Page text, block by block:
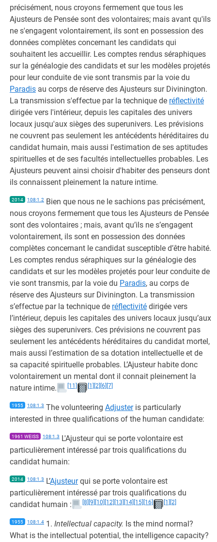
précisément, nous croyons fermement que tous les
Ajusteurs de Pensée sont des volontaires; mais avant qu'ils
ne s'engagent volontairement, ils sont en possession des
données complètes concernant les candidats qui
souhaitent les accueillir. Les comptes rendus séraphiques
sur la généalogie des candidats et sur les modèles projetés
pour leur conduite de vie sont transmis par la voie du
Paradis au corps de réserve des Ajusteurs sur Divinington.
La transmission s'effectue par la technique de réflectivité
dirigée vers l'intérieur, depuis les capitales des univers
locaux jusqu'aux sièges des superunivers. Les prévisions
ne couvrent pas seulement les antécédents héréditaires du
candidat humain, mais aussi l'estimation de ses aptitudes
spirituelles et de ses facultés intellectuelles probables. Les
Ajusteurs peuvent ainsi choisir d'habiter des penseurs dont
ils connaissent pleinement la nature intime.
2014 108:1.2 Bien que nous ne le sachions pas précisément,
nous croyons fermement que tous les Ajusteurs de Pensée
sont des volontaires ; mais, avant qu’ils ne s’engagent
volontairement, ils sont en possession des données
complètes concernant le candidat susceptible d’être habité.
Les comptes rendus séraphiques sur la généalogie des
candidats et sur les modèles projetés pour leur conduite de
vie sont transmis, par la voie du Paradis, au corps de
réserve des Ajusteurs sur Divinington. La transmission
s’effectue par la technique de réflectivité dirigée vers
l’intérieur, depuis les capitales des univers locaux jusqu’aux
sièges des superunivers. Ces prévisions ne couvrent pas
seulement les antécédents héréditaires du candidat mortel,
mais aussi l’estimation de sa dotation intellectuelle et de
sa capacité spirituelle probables. L’Ajusteur habite donc
volontairement un mental dont il connait pleinement la
nature intime.
[11] [1] [2] [6] [7]
1955 108:1.3 The volunteering Adjusteris particularly
interested in three qualifications of the human candidate:
1961 WEISS 108:1.3 L'Ajusteur qui se porte volontaire est
particulièrement intéressé par trois qualifications du
candidat humain:
2014 108:1.3 L’Ajusteurqui se porte volontaire est
particulièrement intéressé par trois qualifications du
candidat humain :
[8] [9] [10] [12] [13] [14] [15] [16] [1] [2]
1955 108:1.4 1. Intellectual capacity. Is the mind normal?
What is the intellectual potential, the intelligence capacity?